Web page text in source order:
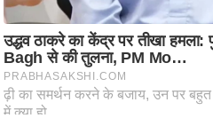
स
मी
क्षा
ध
र्म